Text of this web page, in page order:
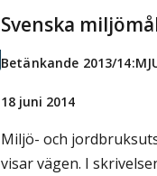
Svenska
Betänkande 2013/
18 juni 2014
Miljö- och
visar vägen. I